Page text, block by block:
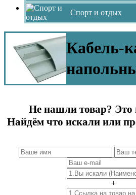
Спорт и отдых
Кабель-
Не нашли товар? Это
Найдём что искали или
+